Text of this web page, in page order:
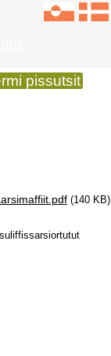
pissutsit
(140 KB)